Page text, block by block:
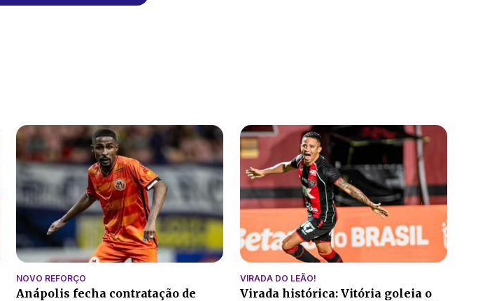
NOVO REFORÇO
Anápolis fecha contratação de
VIRADA DO LEÃO!
Virada histórica: Vitória goleia o